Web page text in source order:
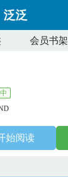
泛泛
会员书架
始阅读